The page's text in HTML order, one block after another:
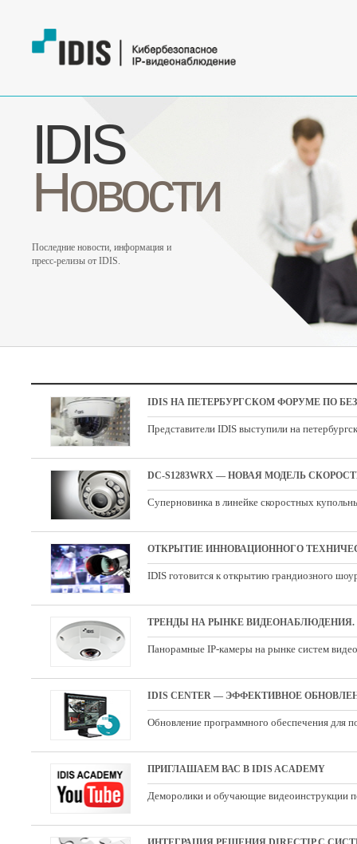
IDIS
Новости
Последние новости, информация и
пресс-релизы от IDIS.
IDIS НА ПЕТЕРБУРГСКОМ ФОРУМЕ ПО
Представители IDIS выступили на
DC-S1283WRX — НОВАЯ МОДЕЛЬ
Суперновинка в линейке скоростных
ОТКРЫТИЕ ИННОВАЦИОННОГО
IDIS готовится к открытию грандиозного
ТРЕНДЫ НА РЫНКЕ
Панорамные IP-камеры на рынке систем
IDIS CENTER — ЭФФЕКТИВНОЕ
Обновление программного обеспечения для
ПРИГЛАШАЕМ ВАС В IDIS ACADEMY
Деморолики и обучающие видеоинструкции